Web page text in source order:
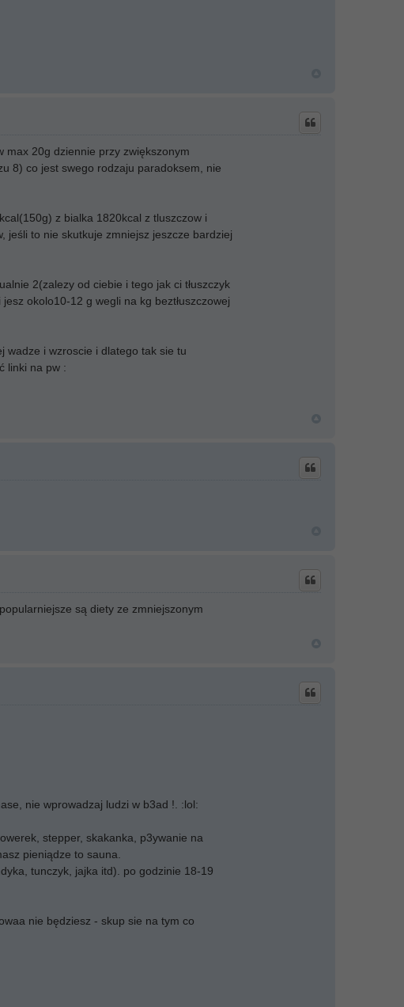
max 20g dziennie przy zwiększonym
8) co jest swego rodzaju paradoksem, nie
z bialka 1820kcal z tluszczow i
jeśli to nie skutkuje zmniejsz jeszcze bardziej
2(zalezy od ciebie i tego jak ci tłuszczyk
okolo10-12 g wegli na kg beztłuszczowej
wadze i wzroscie i dlatego tak sie tu
linki na pw :
są diety ze zmniejszonym
nie wprowadzaj ludzi w b3ad !. :lol:
stepper, skakanka, p3ywanie na
pieniądze to sauna.
tunczyk, jajka itd). po godzinie 18-19
nie będziesz - skup sie na tym co